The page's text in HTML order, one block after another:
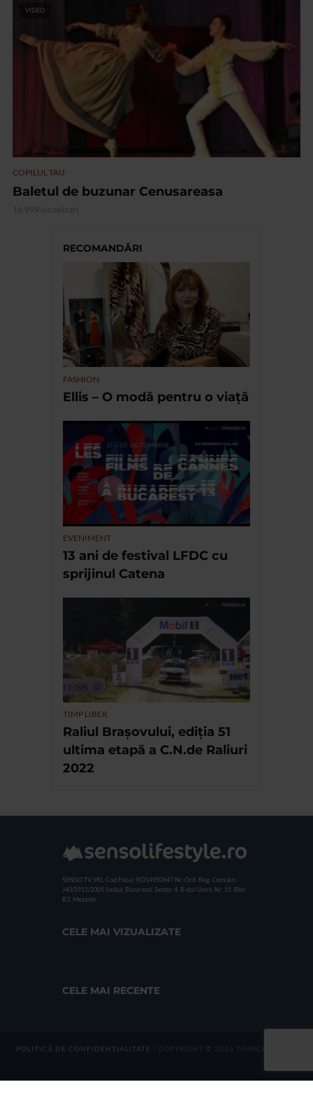
VIDEO
COPILUL TAU
Baletul de buzunar Cenusareasa
16.999 vizualizari
RECOMANDĂRI
FASHION
Ellis – O modă pentru o viață
EVENIMENT
13 ani de festival LFDC cu
sprijinul Catena
TIMP LIBER
Raliul Brașovului, ediția 51
ultima etapă a C.N.de Raliuri
2022
SENSO TV SRL Cod Fiscal: RO14950647 Nr. Ord. Reg. Com./an:
J40/2911/2005 Sediul: Bucuresti, Sector 4, B-dul Unirii, Nr. 15, Bloc
B3, Mezanin
CELE MAI VIZUALIZATE
CELE MAI RECENTE
POLITICĂ DE CONFIDENȚIALITATE | COPYRIGHT © 2026 TONICA GROUP